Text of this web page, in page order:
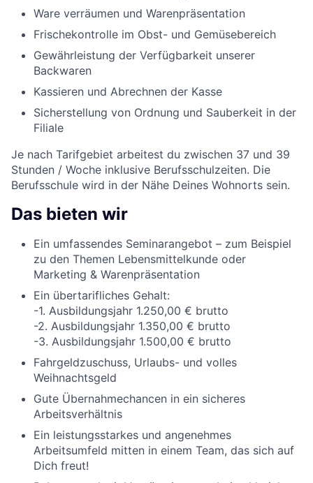
Ware verräumen und Warenpräsentation
Frischekontrolle im Obst- und Gemüsebereich
Gewährleistung der Verfügbarkeit unserer
Backwaren
Kassieren und Abrechnen der Kasse
Sicherstellung von Ordnung und Sauberkeit in der
Filiale
Je nach Tarifgebiet arbeitest du zwischen 37 und 39
Stunden / Woche inklusive Berufsschulzeiten. Die
Berufsschule wird in der Nähe Deines Wohnorts sein.
Das bieten wir
Ein umfassendes Seminarangebot – zum Beispiel
zu den Themen Lebensmittelkunde oder
Marketing & Warenpräsentation
Ein übertarifliches Gehalt:
-1. Ausbildungsjahr 1.250,00 € brutto
-2. Ausbildungsjahr 1.350,00 € brutto
-3. Ausbildungsjahr 1.500,00 € brutto
Fahrgeldzuschuss, Urlaubs- und volles
Weihnachtsgeld
Gute Übernahmechancen in ein sicheres
Arbeitsverhältnis
Ein leistungsstarkes und angenehmes
Arbeitsumfeld mitten in einem Team, das sich auf
Dich freut!